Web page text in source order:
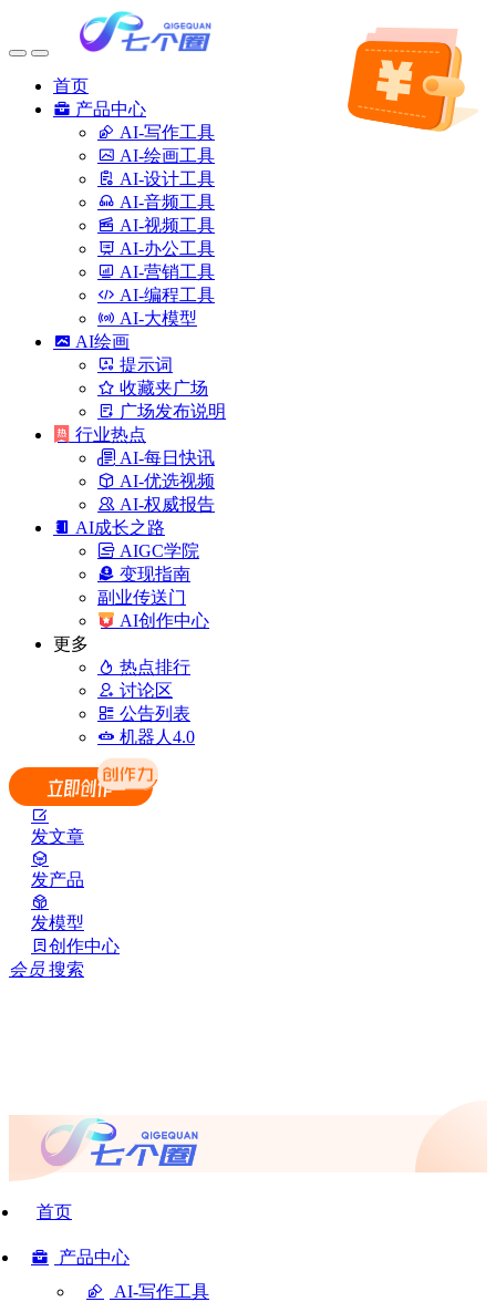
首页
产品中心
AI-写作工具
AI-绘画工具
AI-设计工具
AI-音频工具
AI-视频工具
AI-办公工具
AI-营销工具
AI-编程工具
AI-大模型
AI绘画
提示词
收藏夹广场
广场发布说明
行业热点
AI-每日快讯
AI-优选视频
AI-权威报告
AI成长之路
AIGC学院
变现指南
副业传送门
AI创作中心
更多
热点排行
讨论区
公告列表
机器人4.0
发文章
发产品
发模型
创作中心
会员 搜索
首页
产品中心
AI-写作工具